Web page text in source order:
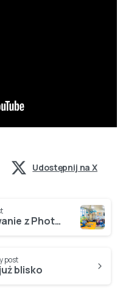
Udostępnij na X
Wiosenne programowanie z Photonami w klasach 1a i 1b
post
blisko